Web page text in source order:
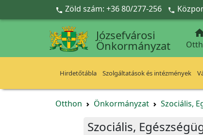
Ugrás a fő tartalomra
 Zöld szám: +36 80/277-256 
Józsefvárosi
Önkormányzat
Hirdetőtábla Szolgáltatások és intézmények
Otthon Önkormányzat Szociális,
Szociális,